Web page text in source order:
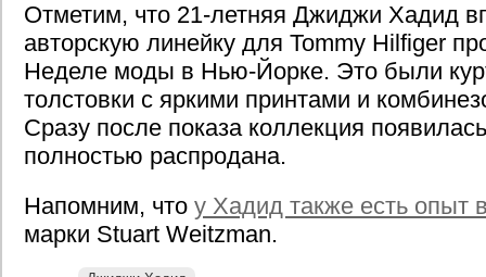
Отметим, что 21-летняя Джиджи Хадид
авторскую линейку для Tommy Hilfiger
Неделе моды в Нью-Йорке. Это были
толстовки с яркими принтами и
Сразу после показа коллекция
полностью распродана.
Напомним, что у Хадид также есть опыт
марки Stuart Weitzman.